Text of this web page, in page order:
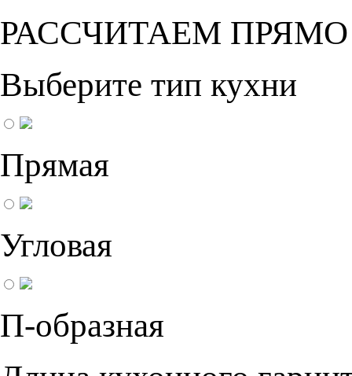
РАССЧИТАЕМ
Выберите тип кухни
Прямая
Угловая
П-образная